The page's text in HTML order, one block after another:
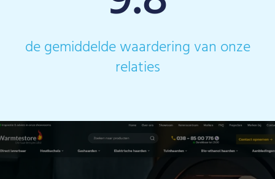
de gemiddelde waardering van onze
relaties